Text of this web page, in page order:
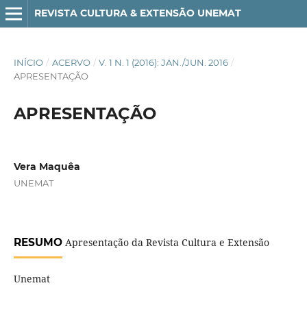
REVISTA CULTURA & EXTENSÃO UNEMAT
INÍCIO / ACERVO / V. 1 N. 1 (2016): JAN./JUN. 2016 /
APRESENTAÇÃO
APRESENTAÇÃO
Vera Maquêa
UNEMAT
RESUMOApresentação da Revista Cultura e Extensão
Unemat